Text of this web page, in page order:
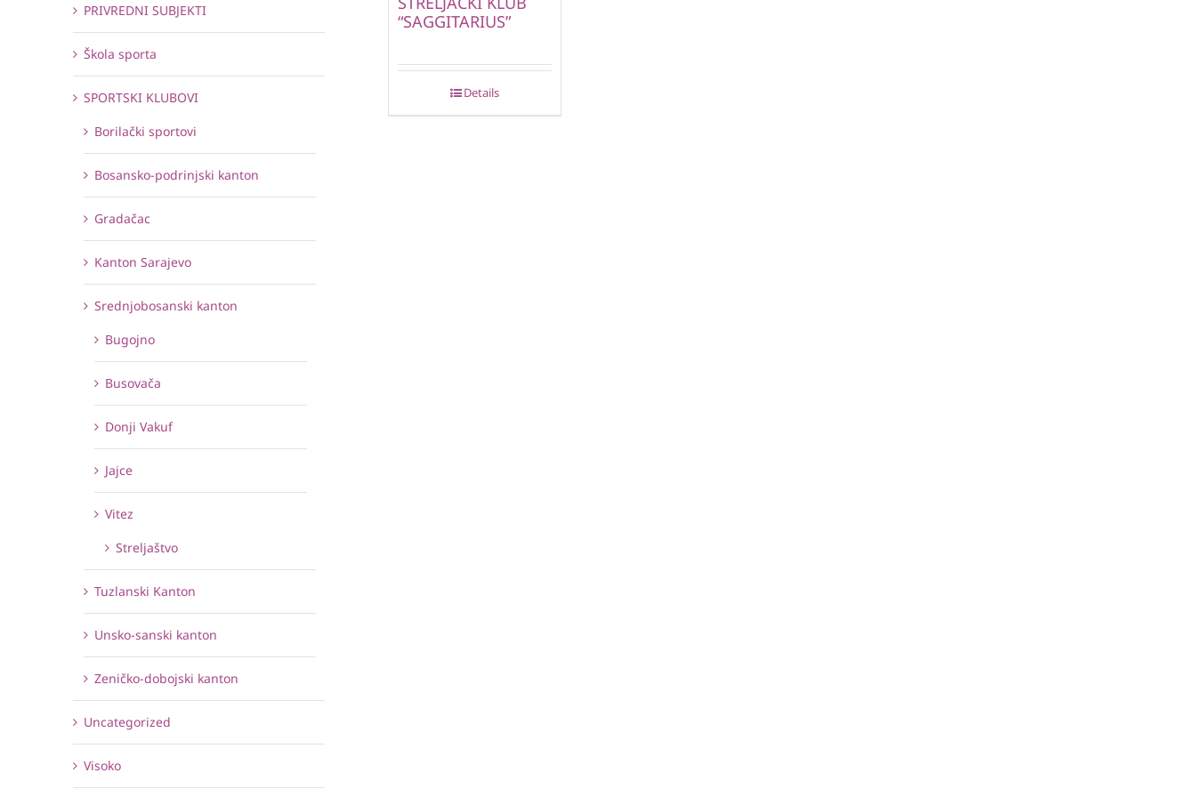
“SAGGITARIUS”
Details
PRIVREDNI SUBJEKTI
Škola sporta
SPORTSKI KLUBOVI
Borilački sportovi
Bosansko-podrinjski kanton
Gradačac
Kanton Sarajevo
Srednjobosanski kanton
Bugojno
Busovača
Donji Vakuf
Jajce
Vitez
Streljaštvo
Tuzlanski Kanton
Unsko-sanski kanton
Zeničko-dobojski kanton
Uncategorized
Visoko